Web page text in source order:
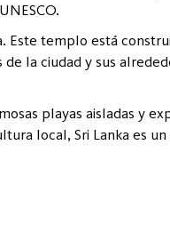
templo está
la ciudad y sus
playas aisladas y
local, Sri Lanka es